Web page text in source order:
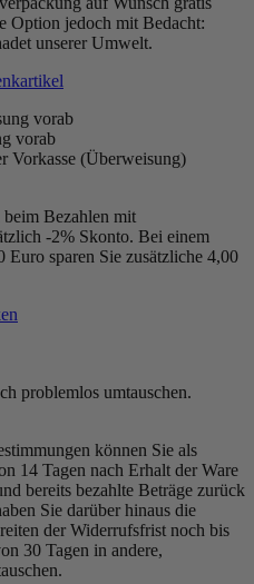
Option jedoch mit Bedacht:
unserer Umwelt.
vorab
Vorkasse (Überweisung)
Bezahlen mit
-2% Skonto. Bei einem
sparen Sie zusätzliche 4,00
problemlos umtauschen.
können Sie als
14 Tagen nach Erhalt der Ware
bereits bezahlte Beträge zurück
Sie darüber hinaus die
der Widerrufsfrist noch bis
30 Tagen in andere,